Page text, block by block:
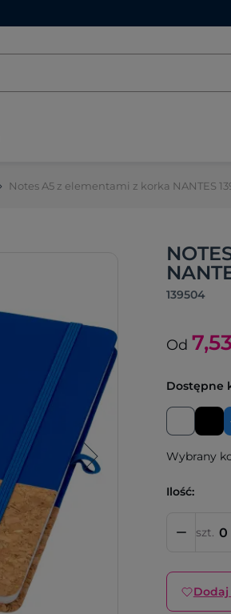
Notes A5 z elementami z korka NANTES
139504
Od 7,53
Dostępne
Wybrany
Ilość:
szt.